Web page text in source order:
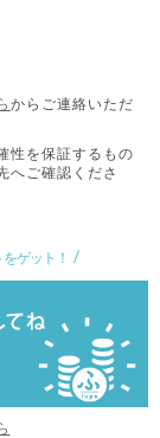
からご連絡いただ
性を保証するもの
へご確認くださ
ゲット！